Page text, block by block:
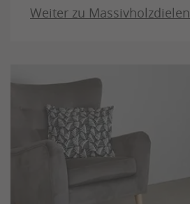
Weiter zu Massivholzdielen